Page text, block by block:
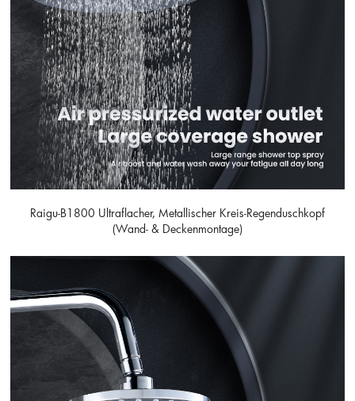
Raigu-B1800 Ultraflacher, Metallischer Kreis-Regenduschkopf
(Wand- & Deckenmontage)